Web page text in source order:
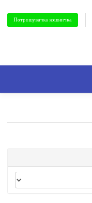
Потрошувачка кошничка